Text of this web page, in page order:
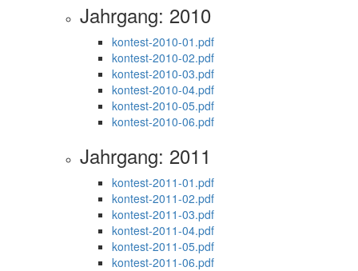
Jahrgang: 2010
kontest-2010-01.pdf
kontest-2010-02.pdf
kontest-2010-03.pdf
kontest-2010-04.pdf
kontest-2010-05.pdf
kontest-2010-06.pdf
Jahrgang: 2011
kontest-2011-01.pdf
kontest-2011-02.pdf
kontest-2011-03.pdf
kontest-2011-04.pdf
kontest-2011-05.pdf
kontest-2011-06.pdf